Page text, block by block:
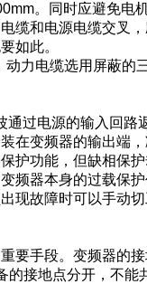
。同时应避免
缆和电源电缆交叉
如此。
力电缆选用屏蔽
通过电源的输入回
在变频器的输出端
护功能，但缺相保
频器本身的过载保护
现故障时可以手动
要手段。变频器的
接地点分开，不